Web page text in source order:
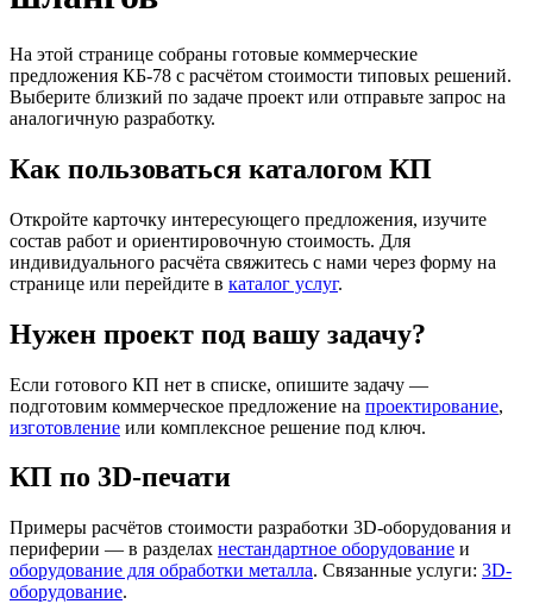
На этой странице собраны готовые коммерческие
предложения КБ-78 с расчётом стоимости типовых решений.
Выберите близкий по задаче проект или отправьте запрос на
аналогичную разработку.
Как пользоваться каталогом КП
Откройте карточку интересующего предложения, изучите
состав работ и ориентировочную стоимость. Для
индивидуального расчёта свяжитесь с нами через форму на
странице или перейдите в каталог услуг.
Нужен проект под вашу задачу?
Если готового КП нет в списке, опишите задачу —
подготовим коммерческое предложение на проектирование,
изготовление или комплексное решение под ключ.
КП по 3D-печати
Примеры расчётов стоимости разработки 3D-оборудования и
периферии — в разделах нестандартное оборудование и
оборудование для обработки металла. Связанные услуги: 3D-
оборудование.